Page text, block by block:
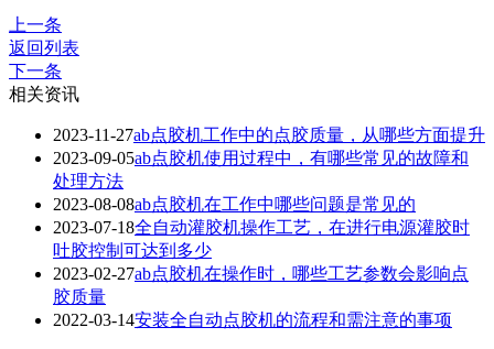
上一条
返回列表
下一条
相关资讯
2023-11-27ab点胶机工作中的点胶质量，从哪些方面提升
2023-09-05ab点胶机使用过程中，有哪些常见的故障和
处理方法
2023-08-08ab点胶机在工作中哪些问题是常见的
2023-07-18全自动灌胶机操作工艺，在进行电源灌胶时
吐胶控制可达到多少
2023-02-27ab点胶机在操作时，哪些工艺参数会影响点
胶质量
2022-03-14安装全自动点胶机的流程和需注意的事项